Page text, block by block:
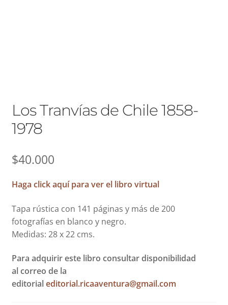
How to buy
Points of sale
Políticas y condiciones
Los Tranvías de Chile 1858-
1978
$40.000
Haga click aquí para ver el libro virtual
Tapa rústica con 141 páginas y más de 200
fotografías en blanco y negro.
Medidas: 28 x 22 cms.
Para adquirir este libro consultar disponibilidad
al correo de la
editorialeditorial.ricaaventura@gmail.com